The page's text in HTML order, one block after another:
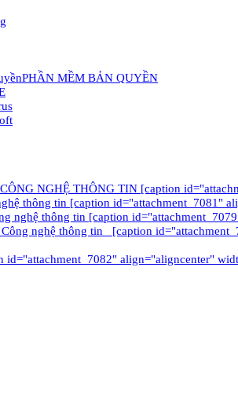
PHẦN MỀM BẢN QUYỀN
NGHỆ THÔNG TIN [caption
thông tin [caption id="attachment_7081"
nghệ thông tin [caption
nghệ thông tin [caption
id="attachment_7082" align="aligncenter"